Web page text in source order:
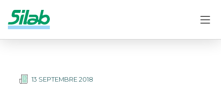
13 SEPTEMBRE 2018